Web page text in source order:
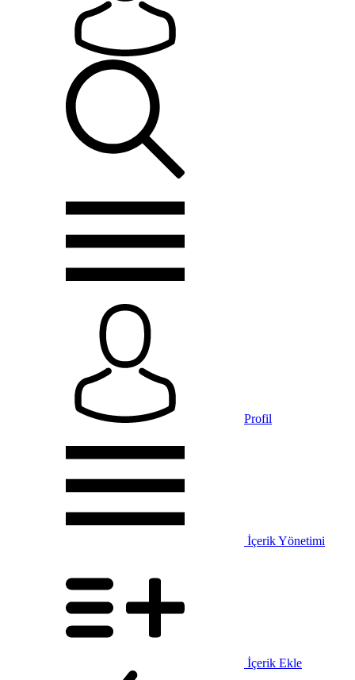
Profil
İçerik Yönetimi
İçerik Ekle